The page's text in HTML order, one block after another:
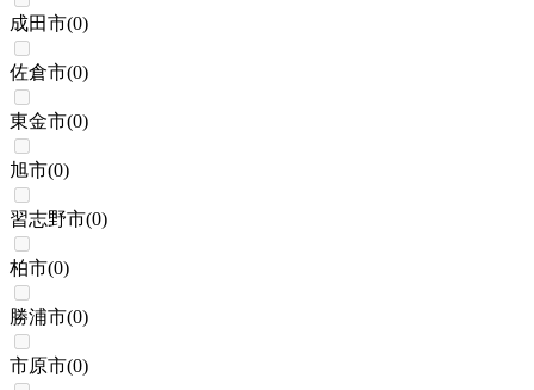
成田市(0)
佐倉市(0)
東金市(0)
旭市(0)
習志野市(0)
柏市(0)
勝浦市(0)
市原市(0)